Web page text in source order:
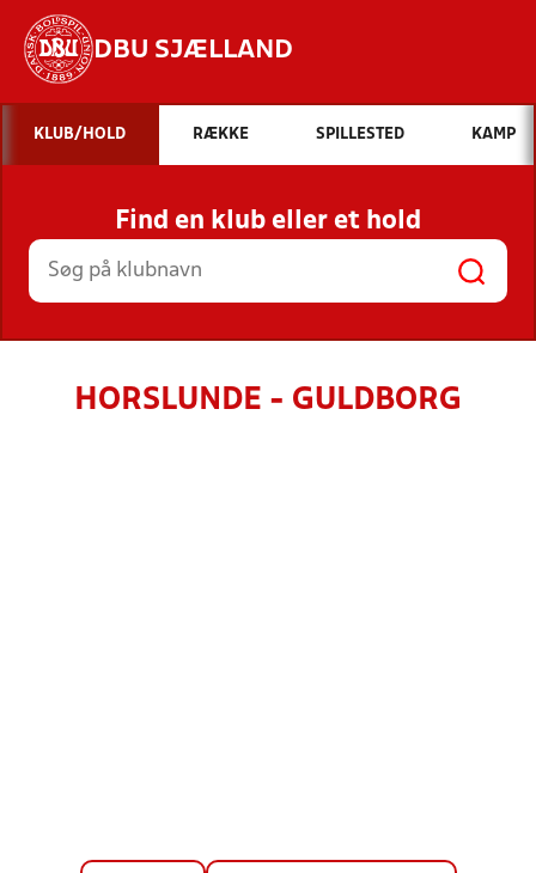
DBU SJÆLLAND
Hvad vil du søge efter?
INDHOLD OG NYHEDER
STILLINGER, RESULTATER, KLUBBER OG
HOLD
KLUB/HOLD RÆKKE SPILLESTED KAMP
Find en klub eller et hold
HORSLUNDE - GULDBORG